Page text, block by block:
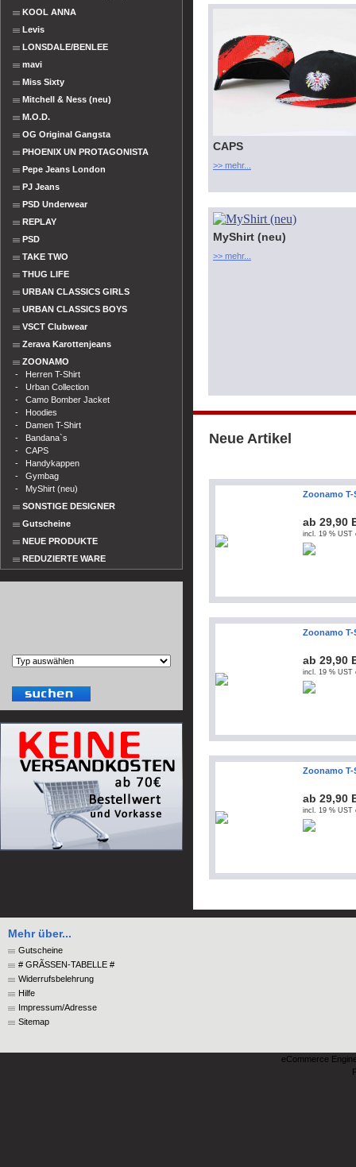
KOOL ANNA
Levis
LONSDALE/BENLEE
mavi
Miss Sixty
Mitchell & Ness (neu)
M.O.D.
OG Original Gangsta
PHOENIX UN PROTAGONISTA
Pepe Jeans London
PJ Jeans
PSD Underwear
REPLAY
PSD
TAKE TWO
THUG LIFE
URBAN CLASSICS GIRLS
URBAN CLASSICS BOYS
VSCT Clubwear
Zerava Karottenjeans
ZOONAMO
- Herren T-Shirt
- Urban Collection
- Camo Bomber Jacket
- Hoodies
- Damen T-Shirt
- Bandana`s
- CAPS
- Handykappen
- Gymbag
- MyShirt (neu)
SONSTIGE DESIGNER
Gutscheine
NEUE PRODUKTE
REDUZIERTE WARE
CAPS
>> mehr...
MyShirt (neu)
>> mehr...
Neue Artikel
Zoonamo T-
ab 29,90
incl. 19 % UST
Zoonamo
ab 29,90
incl. 19 % UST
Zoonamo
ab 29,90
incl. 19 % UST
Mehr über...
Gutscheine
# GRÃSSEN-TABELLE #
Widerrufsbelehrung
Hilfe
Impressum/Adresse
Sitemap
eCommerce